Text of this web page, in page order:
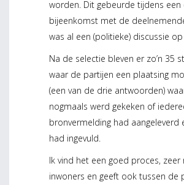
worden. Dit gebeurde tijdens een
bijeenkomst met de
was al een (politieke) discussie op
Na de selectie bleven er zo’n 35
waar de partijen een plaatsing
(een van de drie antwoorden)
nogmaals werd gekeken of
bronvermelding had aangeleverd
had ingevuld.
Ik vind het een goed proces,
inwoners en geeft ook tussen de